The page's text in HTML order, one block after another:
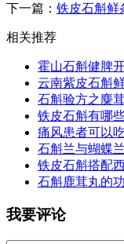
下一篇： 铁皮石斛鲜
相关推荐
霍山石斛健脾
云南紫皮石斛
石斛验方之麋
铁皮石斛有哪
痛风患者可以
石斛兰与蝴蝶
铁皮石斛搭配
石斛鹿茸丸的
我要评论